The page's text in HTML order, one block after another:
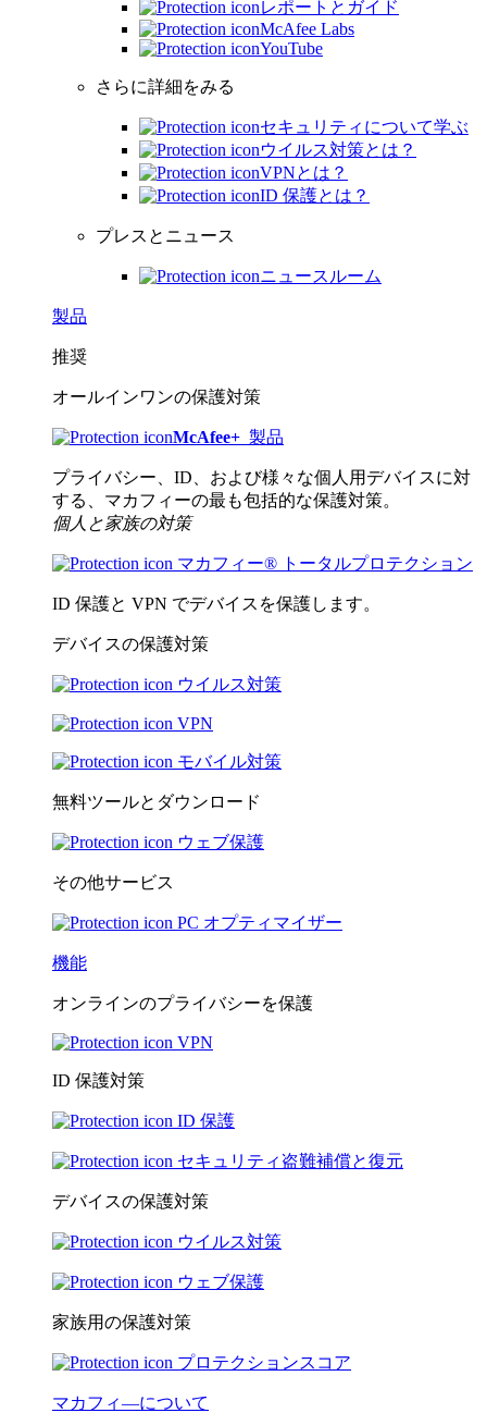
レポートとガイド
McAfee Labs
YouTube
さらに詳細をみる
セキュリティについて学ぶ
ウイルス対策とは？
VPNとは？
ID 保護とは？
プレスとニュース
ニュースルーム
製品
推奨
オールインワンの保護対策
McAfee+ 製品
プライバシー、ID、および様々な個人用デバイスに対
する、マカフィーの最も包括的な保護対策。
個人と家族の対策
マカフィー® トータルプロテクション
ID 保護と VPN でデバイスを保護します。
デバイスの保護対策
ウイルス対策
VPN
モバイル対策
無料ツールとダウンロード
ウェブ保護
その他サービス
PC オプティマイザー
機能
オンラインのプライバシーを保護
VPN
ID 保護対策
ID 保護
セキュリティ盗難補償と復元
デバイスの保護対策
ウイルス対策
ウェブ保護
家族用の保護対策
プロテクションスコア
マカフィ―について